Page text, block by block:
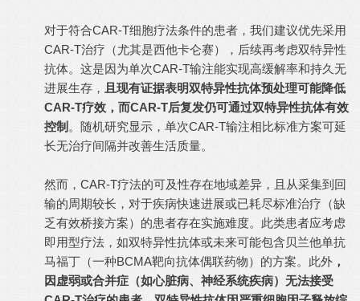
对于符合CAR-T细胞疗法条件的患者，我们建议优先采用
CAR-T治疗（尤其是西他卡仑赛），后续再考虑双特异性
抗体。这是因为单次CAR-T输注能实现高缓解率和持久无
进展生存， 且现有证据表明双特异性抗体预处理可能降低
CAR-T疗效，而CAR-T后复发仍可通过双特异性抗体有效
控制 。随机研究显示，单次CAR-T输注相比标准方案可延
长无治疗间隔并改善生活质量。
然而，CAR-T疗法的可及性存在地域差异，且从采集到回
输的周期较长，对于疾病快速进展或已耗尽标准治疗（缺
乏有效桥接方案）的患者存在实施难度。此类患者应考虑
即用型疗法，如双特异性抗体或未来可能包含贝兰他单抗
马福丁（一种BCMA靶向抗体偶联药物）的方案。此外 ，
因虚弱或合并症（如心脏病、神经系统疾病）无法接受